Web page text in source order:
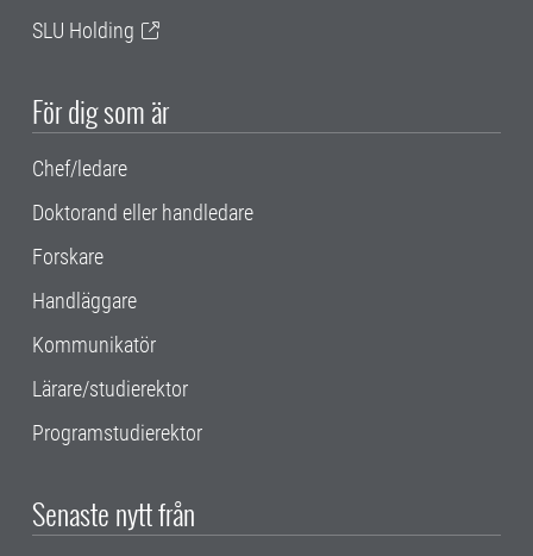
SLU Holding
För dig som är
Chef/ledare
Doktorand eller handledare
Forskare
Handläggare
Kommunikatör
Lärare/studierektor
Programstudierektor
Senaste nytt från